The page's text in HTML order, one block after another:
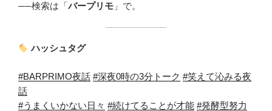
──検索は「バープリモ 」で。
ハッシュタグ
#BARPRIMO夜話 #深夜0時の3分トーク #笑えて沁みる夜
話
#うまくいかない日々 #続けてることが才能 #発酵型努力